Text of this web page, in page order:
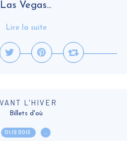
Vegas...
Lire la suite
L'HIVER
Billets d'où
01.12.2013 …